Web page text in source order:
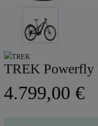
TREK Powerfly
4.799,00 €